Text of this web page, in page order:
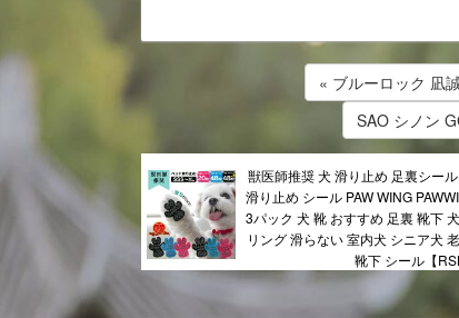
« ブルーロック 凪
SAO シノン
獣医師推奨 犬 滑り止め 足裏シー
滑り止め シール PAW WING
3パック 犬 靴 おすすめ 足裏 靴下
リング 滑らない 室内犬 シニア犬
靴下 シール【